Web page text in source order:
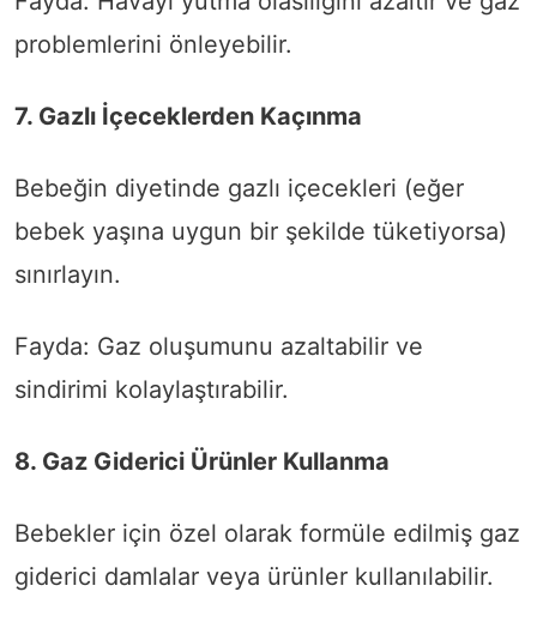
problemlerini önleyebilir.
7. Gazlı İçeceklerden Kaçınma
Bebeğin diyetinde gazlı içecekleri (eğer
bebek yaşına uygun bir şekilde tüketiyorsa)
sınırlayın.
Fayda: Gaz oluşumunu azaltabilir ve
sindirimi kolaylaştırabilir.
8. Gaz Giderici Ürünler Kullanma
Bebekler için özel olarak formüle edilmiş gaz
giderici damlalar veya ürünler kullanılabilir.